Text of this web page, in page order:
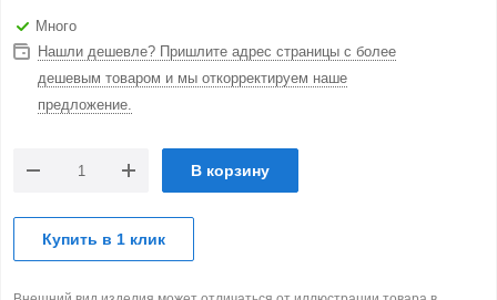
Много
Нашли дешевле? Пришлите адрес страницы с более
дешевым товаром и мы откорректируем наше
предложение.
В корзину
Купить в 1 клик